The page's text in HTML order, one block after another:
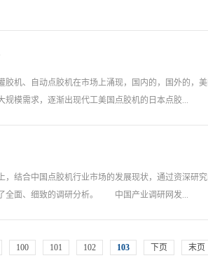
个观点：只要有钱赚就行，但是很多物料超低的价格让
100美元/桶附近时，当时的纯苯价格也就在9000元/吨
与去年同比，中国化工品价格上涨的品种超过八成，价
产企业曾为其涨价辩解，说因为环保督查导致减产所
大增11%又怎么解释？我们认为中国化工市场质变已经
机、自动点胶机在市场上涌现，国内的，国外的，
模需求，逐渐出现代工美国点胶机的日本点胶...
家大批涌入中国；进入21世纪，国产点胶机开始兴起
化点胶技术经验。经过多年行业深耕，得到客户的
有限公司已成为自动化点胶行业新秀。博海智能点胶
结合中国点胶机行业市场的发展现状，通过资深研
全面、细致的调研分析。 中国产业调研网发...
胶机行业的市场现状，为投资者进行投资作出点胶机
100 101 102 103 下页 末页